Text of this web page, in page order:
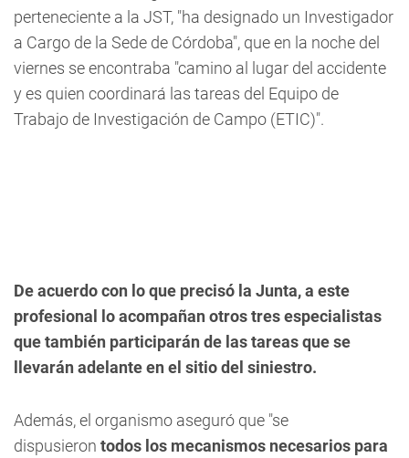
perteneciente a la JST, "ha designado un Investigador
a Cargo de la Sede de Córdoba", que en la noche del
viernes se encontraba "camino al lugar del accidente
y es quien coordinará las tareas del Equipo de
Trabajo de Investigación de Campo (ETIC)".
De acuerdo con lo que precisó la Junta, a este
profesional lo acompañan otros tres especialistas
que también participarán de las tareas que se
llevarán adelante en el sitio del siniestro.
Además, el organismo aseguró que "se
dispusieron todos los mecanismos necesarios para